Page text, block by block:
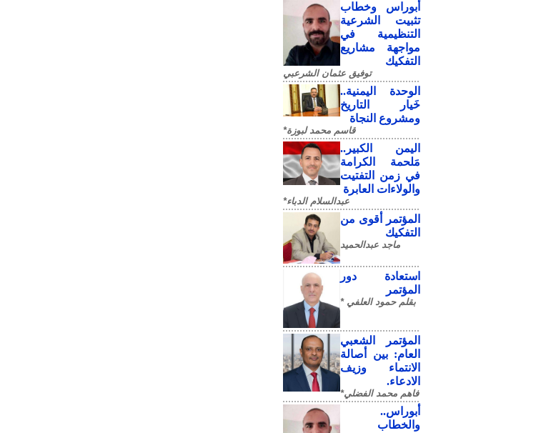
أبوراس وخطاب
تثبيت الشرعية
التنظيمية في
مواجهة مشاريع
التفكيك
توفيق عثمان الشرعبي
الوحدة اليمنية..
خَيار التاريخ
ومشروع النجاة
قاسم محمد لبوزة*
​اليمن الكبير..
مَلحمة الكرامة
في زمن التفتيت
والولاءات العابرة
عبدالسلام الدباء*
المؤتمر أقوى من
التفكيك
ماجد عبدالحميد
استعادة دور
المؤتمر
بقلم حمود العلفي *
المؤتمر الشعبي
العام: بين أصالة
الانتماء وزيف
الادعاء.
فاهم محمد الفضلي*
أبوراس..
والخطاب